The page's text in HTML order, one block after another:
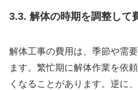
3.3. 解体の時期を調整して
解体工事の費用は、季節や需
ます。繁忙期に解体作業を依
くなることがあります。逆に